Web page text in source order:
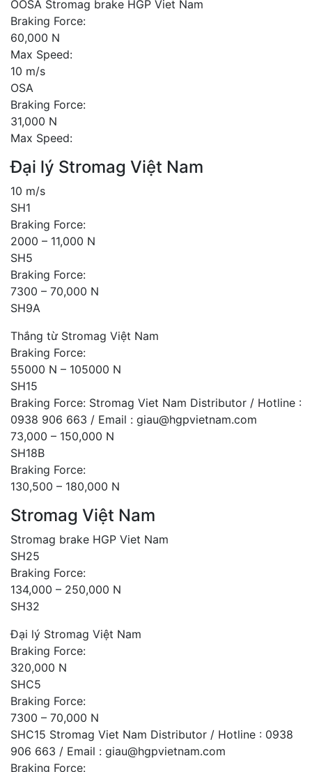
OOSA Stromag brake HGP Viet Nam
Braking Force:
60,000 N
Max Speed:
10 m/s
OSA
Braking Force:
31,000 N
Max Speed:
Đại lý Stromag Việt Nam
10 m/s
SH1
Braking Force:
2000 – 11,000 N
SH5
Braking Force:
7300 – 70,000 N
SH9A
Thắng từ Stromag Việt Nam
Braking Force:
55000 N – 105000 N
SH15
Braking Force: Stromag Viet Nam Distributor / Hotline :
0938 906 663 / Email : giau@hgpvietnam.com
73,000 – 150,000 N
SH18B
Braking Force:
130,500 – 180,000 N
Stromag Việt Nam
Stromag brake HGP Viet Nam
SH25
Braking Force:
134,000 – 250,000 N
SH32
Đại lý Stromag Việt Nam
Braking Force:
320,000 N
SHC5
Braking Force:
7300 – 70,000 N
SHC15 Stromag Viet Nam Distributor / Hotline : 0938
906 663 / Email : giau@hgpvietnam.com
Braking Force: